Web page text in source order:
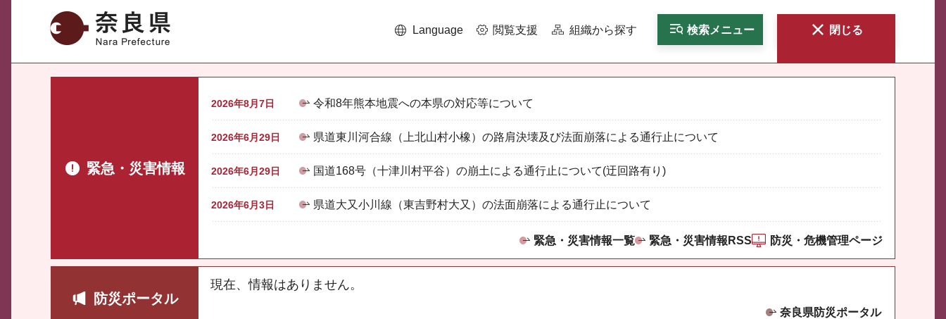
奈良県 Language 閲覧支援 組織から探す 検索メニュー 閉じる
緊急・災害情報
2026年8月7日 令和8年熊本地震への本県の対応等について
2026年6月29日 県道東川河合線（上北山村小橡）の路肩決壊及び法面崩落による通行止について
2026年6月29日 国道168号（十津川村平谷）の崩土による通行止について(迂回路有り)
2026年6月3日 県道大又小川線（東吉野村大又）の法面崩落による通行止について
緊急・災害情報一覧 緊急・災害情報RSS 防災・危機管理ページ
防災ポータル
現在、情報はありません。
奈良県防災ポータル